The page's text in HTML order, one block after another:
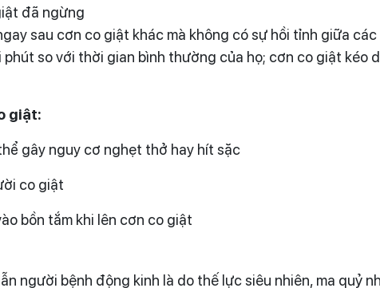
đã ngừng
sau cơn co giật khác mà không có sự hồi tỉnh giữa các
so với thời gian bình thường của họ; cơn co giật kéo
giật:
gây nguy cơ nghẹt thở hay hít sặc
co giật
bồn tắm khi lên cơn co giật
người bệnh động kinh là do thế lực siêu nhiên, ma quỷ